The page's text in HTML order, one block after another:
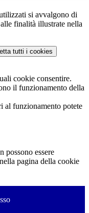
si avvalgono di
finalità illustrate nella
tutti i cookies
cookie consentire.
il funzionamento della
al funzionamento potete
possono essere
pagina della cookie